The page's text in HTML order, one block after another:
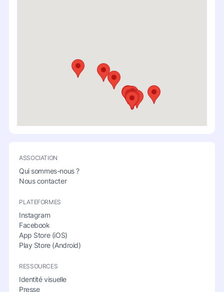
ASSOCIATION
Qui sommes-nous ?
Nous contacter
PLATEFORMES
Instagram
Facebook
App Store (iOS)
Play Store (Android)
RESSOURCES
Identité visuelle
Presse